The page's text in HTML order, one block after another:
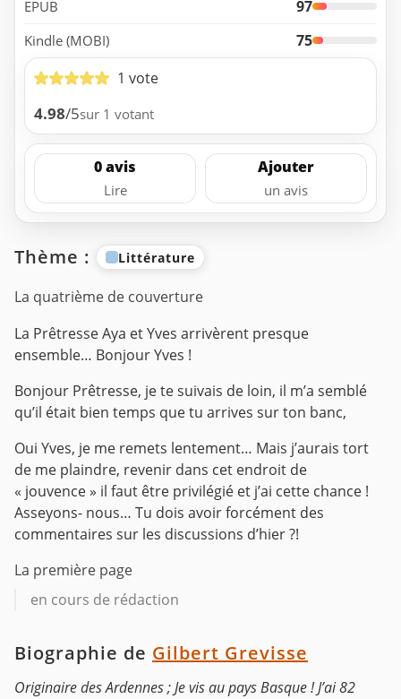
EPUB 97
Kindle (MOBI)
75
1 vote
4.98/5sur 1 votant
0 avis
Lire
Ajouter
un avis
Thème : Littérature
La quatrième de couverture
La Prêtresse Aya et Yves arrivèrent presque
ensemble… Bonjour Yves !
Bonjour Prêtresse, je te suivais de loin, il m’a semblé
qu’il était bien temps que tu arrives sur ton banc,
Oui Yves, je me remets lentement… Mais j’aurais tort
de me plaindre, revenir dans cet endroit de
« jouvence » il faut être privilégié et j’ai cette chance !
Asseyons- nous… Tu dois avoir forcément des
commentaires sur les discussions d’hier ?!
La première page
en cours de rédaction
Biographie de Gilbert Grevisse
Originaire des Ardennes ; Je vis au pays Basque ! J’ai 82